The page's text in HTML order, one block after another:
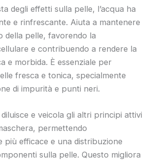
degli effetti sulla pelle, l’acqua ha
e rinfrescante. Aiuta a mantenere
della pelle, favorendo la
e contribuendo a rendere la
e morbida. È essenziale per
fresca e tonica, specialmente
di impurità e punti neri.
e veicola gli altri principi attivi
permettendo
più efficace e una distribuzione
sulla pelle. Questo migliora